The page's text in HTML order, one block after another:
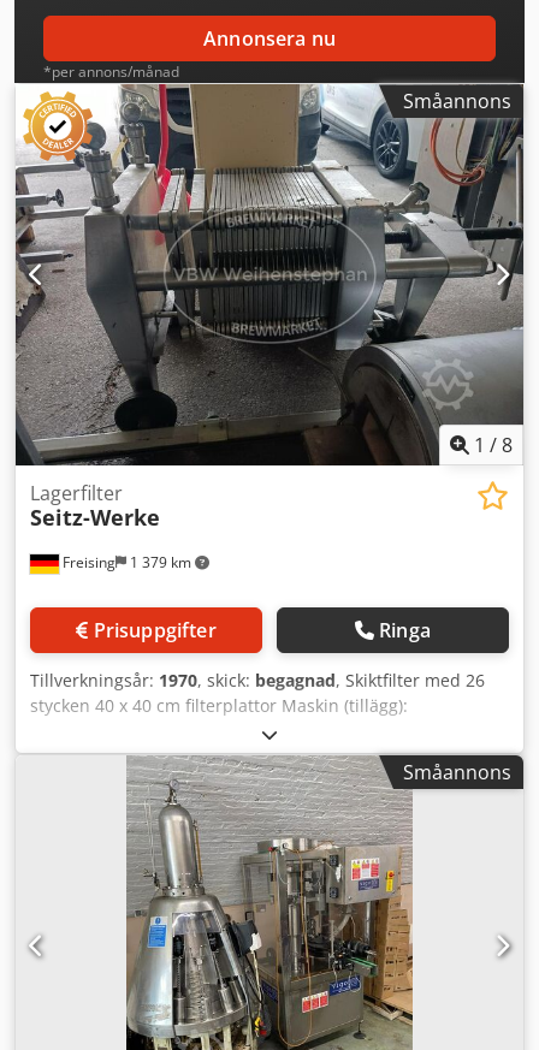
Annonsera nu
*per annons/månad
Småannons
1 /8
Freising 1 379 km
Lagerfilter
Seitz-Werke
Prisuppgifter Ringa
Tillverkningsår: 1970, skick: begagnad, Skiktfilter med 26
stycken 40 x 40 cm filterplattor Maskin (tillägg):
avdödningsfilter Material: rostfritt stål Chedpfezgcwpox
Aphsa Placering / position: på mobil ställning med hjul
Utrustning: 24 stycken 40 x 40 cm filterplattor, tryckmätare
Småannons